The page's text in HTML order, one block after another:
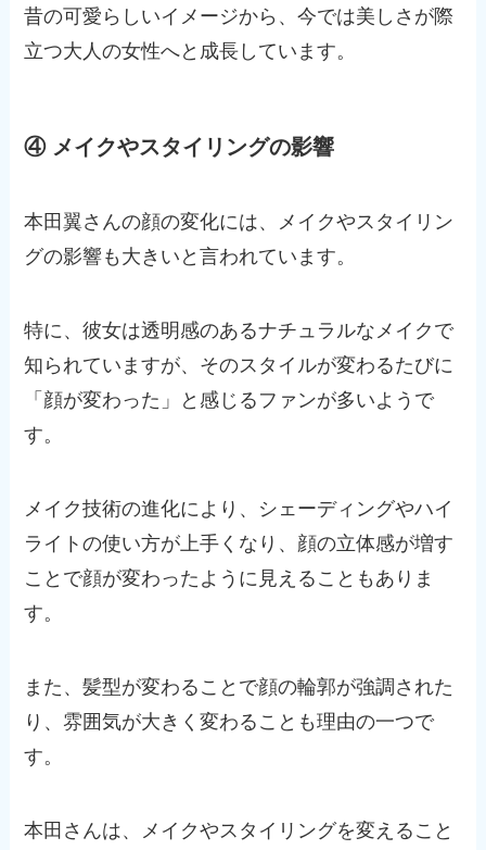
昔の可愛らしいイメージから、今では美しさが際
立つ大人の女性へと成長しています。
④ メイクやスタイリングの影響
本田翼さんの顔の変化には、メイクやスタイリン
グの影響も大きいと言われています。
特に、彼女は透明感のあるナチュラルなメイクで
知られていますが、そのスタイルが変わるたびに
「顔が変わった」と感じるファンが多いようで
す。
メイク技術の進化により、シェーディングやハイ
ライトの使い方が上手くなり、顔の立体感が増す
ことで顔が変わったように見えることもありま
す。
また、髪型が変わることで顔の輪郭が強調された
り、雰囲気が大きく変わることも理由の一つで
す。
本田さんは、メイクやスタイリングを変えること